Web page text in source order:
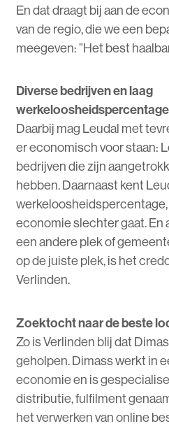
En dat draagt bij aan de
van de regio, die we een
meegeven: ”Het best
Diverse bedrijven en laag
werkeloosheidspercentage
Daarbij mag Leudal met
er economisch voor staan:
bedrijven die zijn
hebben. Daarnaast kent
werkeloosheidspercentage,
economie slechter gaat. En
een andere plek of
op de juiste plek, is het
Verlinden.
Zoektocht naar de beste
Zo is Verlinden blij dat
geholpen. Dimass werkt in
economie en is
distributie, fulfilment
het verwerken van online